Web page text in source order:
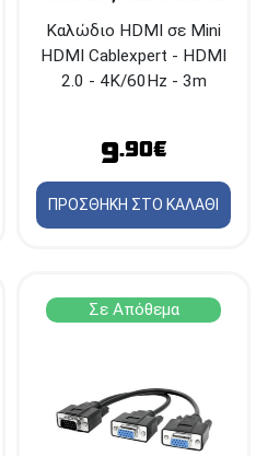
Καλώδιο HDMI σε Mini
HDMI Cablexpert - HDMI
2.0 - 4K/60Hz - 3m
9.90€
ΠΡΟΣΘΗΚΗ ΣΤΟ ΚΑΛΑΘΙ
Σε Απόθεμα